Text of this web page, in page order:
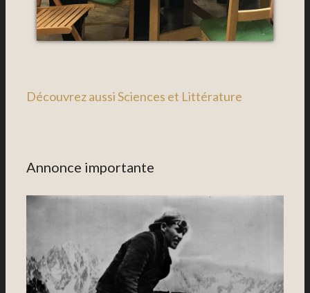
Découvrez aussi Sciences et Littérature
Annonce importante